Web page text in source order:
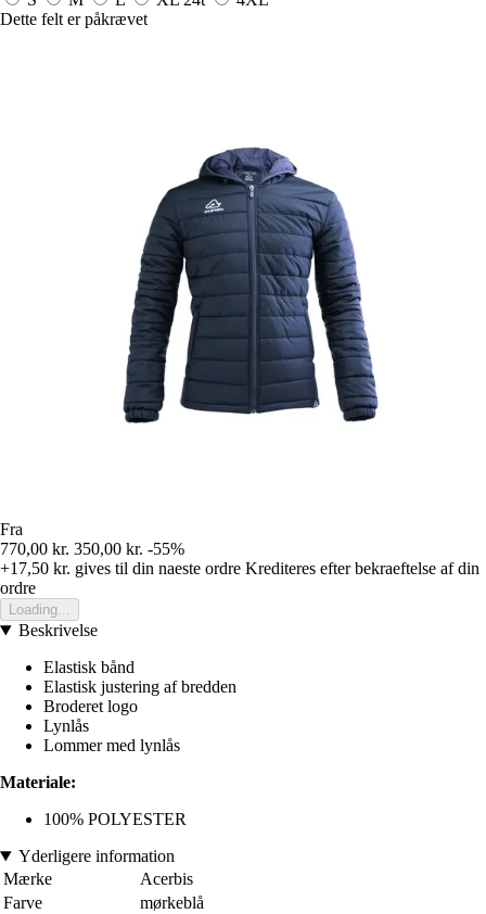
Dette felt er påkrævet
Fra
770,00 kr. 350,00 kr. -55%
+17,50 kr. gives til din naeste ordre Krediteres efter bekraeftelse af din
ordre
Loading...
Beskrivelse
Elastisk bånd
Elastisk justering af bredden
Broderet logo
Lynlås
Lommer med lynlås
Materiale:
100% POLYESTER
Yderligere information
Mærke
Acerbis
Farve
mørkeblå